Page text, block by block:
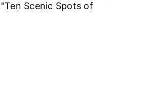
Scenic Spots of